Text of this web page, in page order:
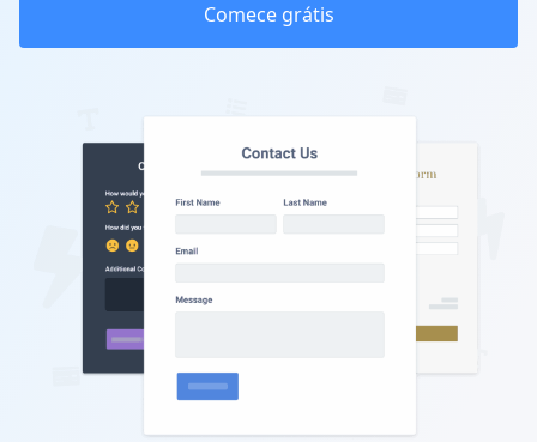
Comece grátis